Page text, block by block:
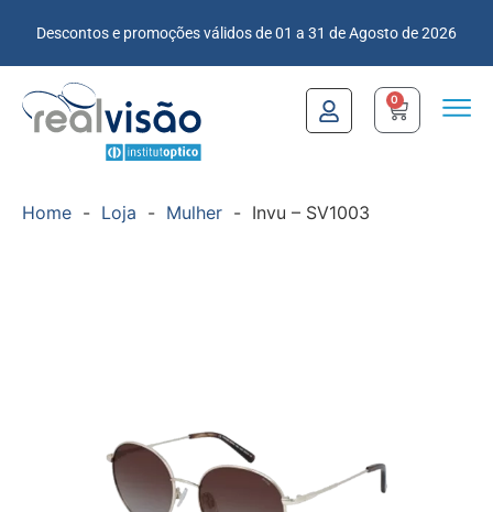
Descontos e promoções válidos de 01 a 31 de Agosto de 2026
0
Home - Loja - Mulher - Invu – SV1003